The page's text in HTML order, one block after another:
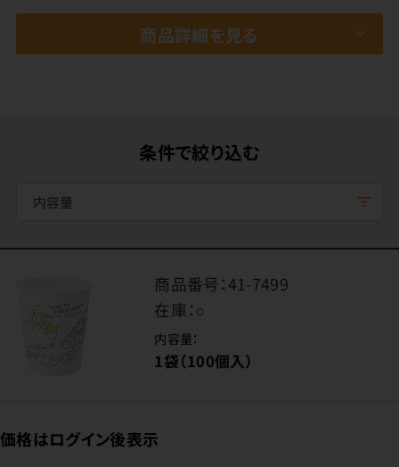
商品詳細を見る
条件で絞り込む
内容量
商品番号：41-7499
在庫：○
内容量：
1袋（100個入）
価格はログイン後表示